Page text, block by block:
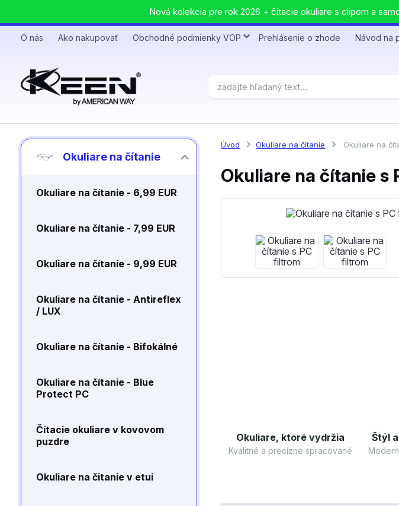
Nová kolekcia pre rok 2026 + čítacie okuliare s clipom a
O nás Ako nakupovať Obchodné podmienky VOP Prehlásenie o zhode Návod na
Okuliare na čítanie
Okuliare na čítanie - 6,99 EUR
Okuliare na čítanie - 7,99 EUR
Okuliare na čítanie - 9,99 EUR
Okuliare na čítanie - Antireflex
/ LUX
Okuliare na čítanie - Bifokálné
Okuliare na čítanie - Blue
Protect PC
Čítacie okuliare v kovovom
puzdre
Okuliare na čitanie v etui
Úvod Okuliare na čítanie Okuliare na
Okuliare na čítanie s
Okuliare, ktoré vydržia
Kvalitné a precízne spracované
Štýl